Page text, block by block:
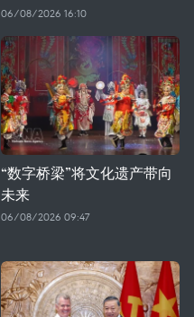
06/08/2026 16:10
“数字桥梁”将文化遗产带向
未来
06/08/2026 09:47